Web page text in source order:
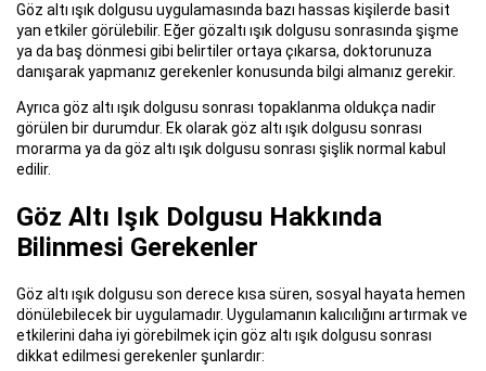
Göz altı ışık dolgusu uygulamasında bazı hassas kişilerde basit
yan etkiler görülebilir. Eğer gözaltı ışık dolgusu sonrasında şişme
ya da baş dönmesi gibi belirtiler ortaya çıkarsa, doktorunuza
danışarak yapmanız gerekenler konusunda bilgi almanız gerekir.
Ayrıca göz altı ışık dolgusu sonrası topaklanma oldukça nadir
görülen bir durumdur. Ek olarak göz altı ışık dolgusu sonrası
morarma ya da göz altı ışık dolgusu sonrası şişlik normal kabul
edilir.
Göz Altı Işık Dolgusu Hakkında
Bilinmesi Gerekenler
Göz altı ışık dolgusu son derece kısa süren, sosyal hayata hemen
dönülebilecek bir uygulamadır. Uygulamanın kalıcılığını artırmak ve
etkilerini daha iyi görebilmek için göz altı ışık dolgusu sonrası
dikkat edilmesi gerekenler şunlardır: